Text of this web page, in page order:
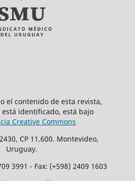
el contenido de esta revista,
identificado, está bajo
Creative Commons
CP 11.600. Montevideo,
Uruguay.
3991 - Fax: (+598) 2409 1603